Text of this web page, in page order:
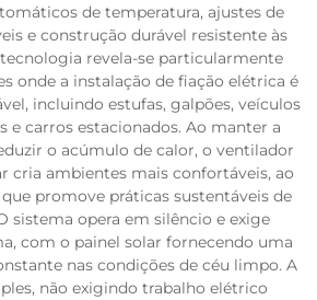
de temperatura, ajustes de
e construção durável resistente às
revela-se particularmente
onde a instalação de fiação elétrica é
incluindo estufas, galpões, veículos
e carros estacionados. Ao manter a
o acúmulo de calor, o ventilador
cria ambientes mais confortáveis, ao
promove práticas sustentáveis de
sistema opera em silêncio e exige
com o painel solar fornecendo uma
nas condições de céu limpo. A
não exigindo trabalho elétrico